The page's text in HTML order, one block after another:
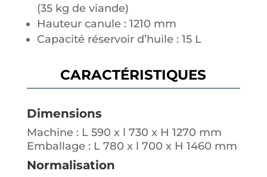
(35 kg de viande)
Hauteur canule : 1210 mm
Capacité réservoir d’huile : 15 L
CARACTÉRISTIQUES
Dimensions
Machine : L 590 x l 730 x H 1270 mm
Emballage : L 780 x l 700 x H 1460 mm
Normalisation